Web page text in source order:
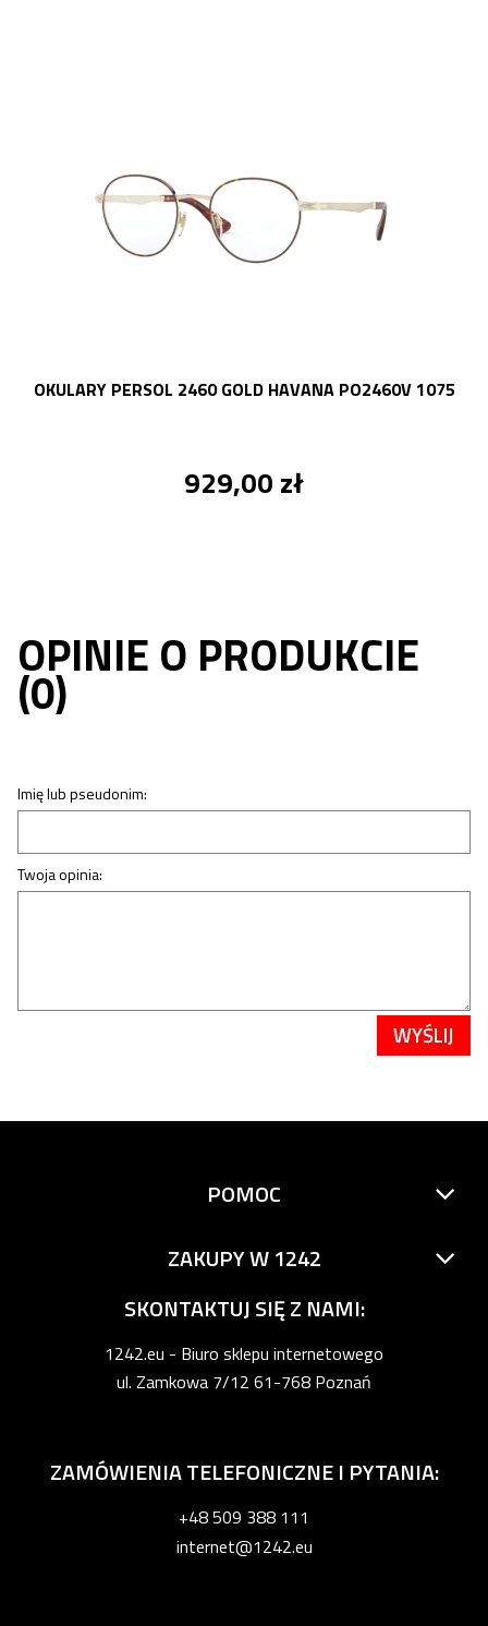
OKULARY PERSOL 2460 GOLD HAVANA PO2460V 1075
929,00 zł
OPINIE O PRODUKCIE
(0)
Imię lub pseudonim:
Twoja opinia:
WYŚLIJ
POMOC
ZAKUPY W 1242
SKONTAKTUJ SIĘ Z NAMI:
1242.eu - Biuro sklepu internetowego
ul. Zamkowa 7/12 61-768 Poznań
ZAMÓWIENIA TELEFONICZNE I PYTANIA:
+48 509 388 111
internet@1242.eu